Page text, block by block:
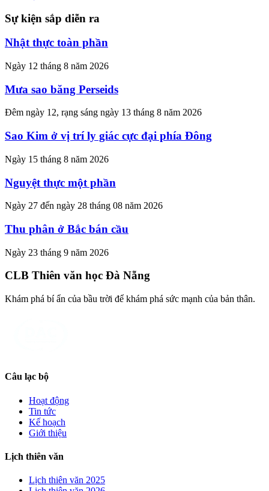
Sự kiện sắp diễn ra
Nhật thực toàn phần
Ngày 12 tháng 8 năm 2026
Mưa sao băng Perseids
Đêm ngày 12, rạng sáng ngày 13 tháng 8 năm 2026
Sao Kim ở vị trí ly giác cực đại phía Đông
Ngày 15 tháng 8 năm 2026
Nguyệt thực một phần
Ngày 27 đến ngày 28 tháng 08 năm 2026
Thu phân ở Bắc bán cầu
Ngày 23 tháng 9 năm 2026
CLB Thiên văn học Đà Nẵng
Khám phá bí ẩn của bầu trời để khám phá sức mạnh của bản thân.
Câu lạc bộ
Hoạt động
Tin tức
Kế hoạch
Giới thiệu
Lịch thiên văn
Lịch thiên văn 2025